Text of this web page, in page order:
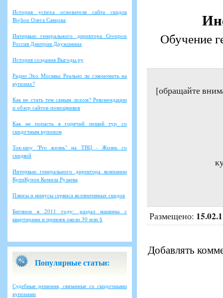
История успеха основателя сайта скидок
Biglion Олега Савцова
Интервью генерального директора Groupon
Россия Дмитрия Дружинина
История создания Выгоды.ру
Радио Эхо Москвы: Реально ли сэкономить на
купонах?
Как не стать тем самым лохом? Рекомендации
и обзор сайтов-помощников
Как не попасть в горячий пеший тур со
скидочным купоном
Ток-шоу "Pro жизнь" на ТВЦ - Жизнь со
скидкой
Интервью генерального директора компании
КупиКупон Комила Рузаева
Плюсы и минусы сервиса коллективных скидок
Биглион в 2011 году: раздал машины с
квартирами и привлек около 30 млн $
Популярные статьи:
Судебные решения, связанные со скидочными
купонами
Обучение
[обращайте
Размещено:
Добавлять